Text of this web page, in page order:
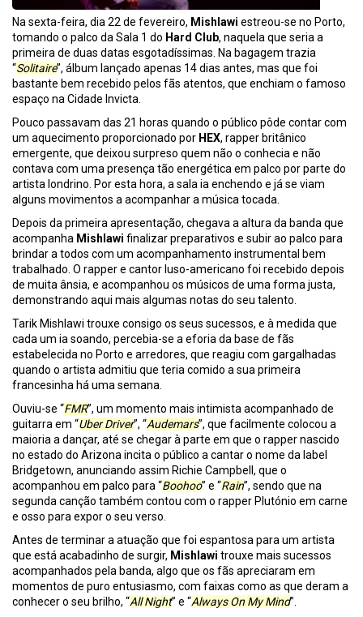
Na sexta-feira, dia 22 de fevereiro, Mishlawi estreou-se no Porto,
tomando o palco da Sala 1 do Hard Club, naquela que seria a
primeira de duas datas esgotadíssimas. Na bagagem trazia
“Solitaire”, álbum lançado apenas 14 dias antes, mas que foi
bastante bem recebido pelos fãs atentos, que enchiam o famoso
espaço na Cidade Invicta.
Pouco passavam das 21 horas quando o público pôde contar com
um aquecimento proporcionado por HEX, rapper britânico
emergente, que deixou surpreso quem não o conhecia e não
contava com uma presença tão energética em palco por parte do
artista londrino. Por esta hora, a sala ia enchendo e já se viam
alguns movimentos a acompanhar a música tocada.
Depois da primeira apresentação, chegava a altura da banda que
acompanha Mishlawi finalizar preparativos e subir ao palco para
brindar a todos com um acompanhamento instrumental bem
trabalhado. O rapper e cantor luso-americano foi recebido depois
de muita ânsia, e acompanhou os músicos de uma forma justa,
demonstrando aqui mais algumas notas do seu talento.
Tarik Mishlawi trouxe consigo os seus sucessos, e à medida que
cada um ia soando, percebia-se a eforia da base de fãs
estabelecida no Porto e arredores, que reagiu com gargalhadas
quando o artista admitiu que teria comido a sua primeira
francesinha há uma semana.
Ouviu-se “FMR”, um momento mais intimista acompanhado de
guitarra em “Uber Driver”, “Audemars”, que facilmente colocou a
maioria a dançar, até se chegar à parte em que o rapper nascido
no estado do Arizona incita o público a cantar o nome da label
Bridgetown, anunciando assim Richie Campbell, que o
acompanhou em palco para “Boohoo” e “Rain”, sendo que na
segunda canção também contou com o rapper Plutónio em carne
e osso para expor o seu verso.
Antes de terminar a atuação que foi espantosa para um artista
que está acabadinho de surgir, Mishlawi trouxe mais sucessos
acompanhados pela banda, algo que os fãs apreciaram em
momentos de puro entusiasmo, com faixas como as que deram a
conhecer o seu brilho, “All Night” e “Always On My Mind”.